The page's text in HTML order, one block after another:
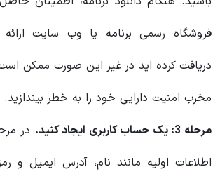
فروشگاه رسمی برنامه یا وب سایت
دریافت کرده اید در غیر این صورت ممکن است
مخرب امنیت دارایی خود را به خطر بیندازید.
مرحله 3: یک حساب کاربری ایجاد کنید.
در
اطلاعات اولیه مانند نام، آدرس ایمیل و